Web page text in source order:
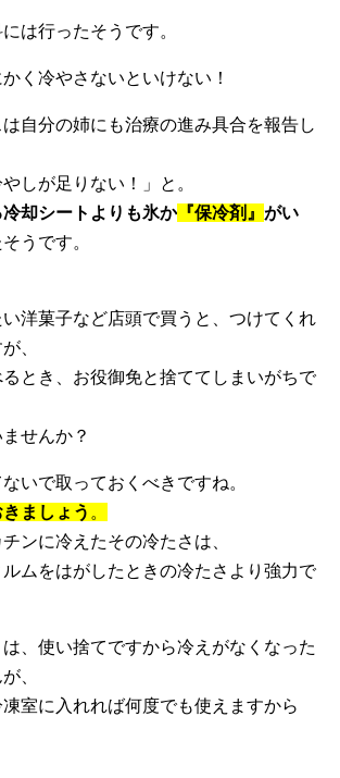
は行ったそうです。
く冷やさないといけない！
自分の姉にも治療の進み具合を報告し
しが足りない！」と。
冷却シートよりも氷か 『保冷剤』 がい
うです。
洋菓子など店頭で買うと、つけてくれ
、
とき、お役御免と捨ててしまいがちで
せんか？
いで取っておくべきですね。
ましょう 。
ンに冷えたその冷たさは、
ムをはがしたときの冷たさより強力で
、使い捨てですから冷えがなくなった
、
室に入れれば何度でも使えますから